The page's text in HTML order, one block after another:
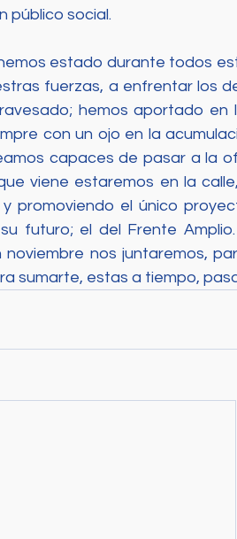
público social.
estado durante todos
fuerzas, a enfrentar los
hemos aportado en
con un ojo en la
capaces de pasar a la
viene estaremos en la
promoviendo el único
futuro; el del Frente
nos juntaremos,
sumarte, estas a tiempo,